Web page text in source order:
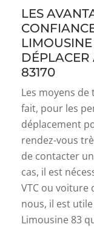
LES
DÉPLACER
83170
Les moyens
fait, pour les
déplacement
rendez-vous
de contacter
cas, il est
VTC ou
nous, il est
Limousine 83